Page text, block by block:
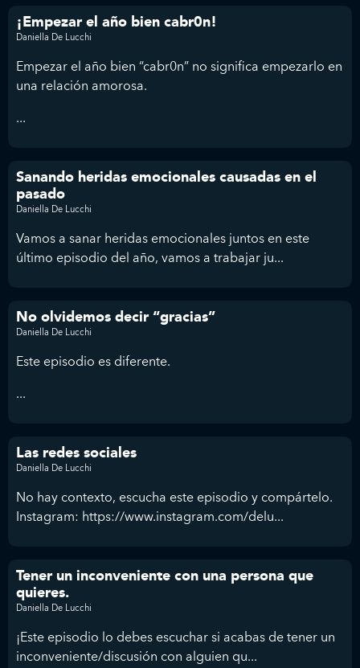
¡Empezar el año bien cabr0n!
Daniella De Lucchi
Empezar el año bien “cabr0n” no significa empezarlo en
una relación amorosa.
...
Sanando heridas emocionales causadas en el
pasado
Daniella De Lucchi
Vamos a sanar heridas emocionales juntos en este
último episodio del año, vamos a trabajar ju...
No olvidemos decir “gracias”
Daniella De Lucchi
Este episodio es diferente.
...
Las redes sociales
Daniella De Lucchi
No hay contexto, escucha este episodio y compártelo.
Instagram: https://www.instagram.com/delu...
Tener un inconveniente con una persona que
quieres.
Daniella De Lucchi
¡Este episodio lo debes escuchar si acabas de tener un
inconveniente/discusión con alguien qu...